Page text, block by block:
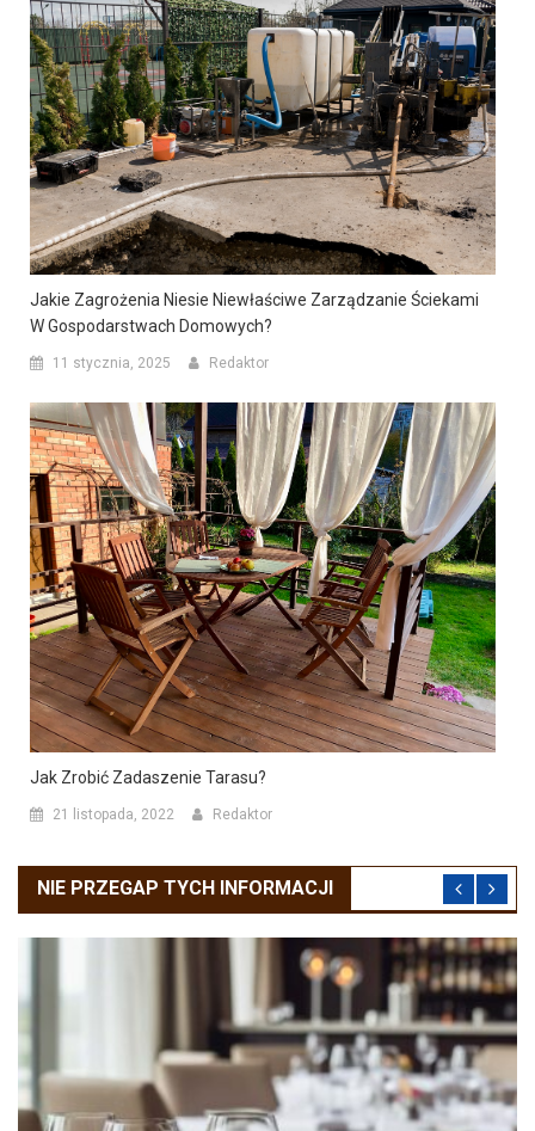
Jakie Zagrożenia Niesie Niewłaściwe Zarządzanie Ściekami
W Gospodarstwach Domowych?
11 stycznia, 2025 Redaktor
Jak Zrobić Zadaszenie Tarasu?
21 listopada, 2022 Redaktor
NIE PRZEGAP TYCH INFORMACJI